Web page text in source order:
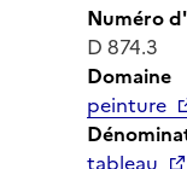
Numéro
D 874.3
Domaine
peinture
tableau